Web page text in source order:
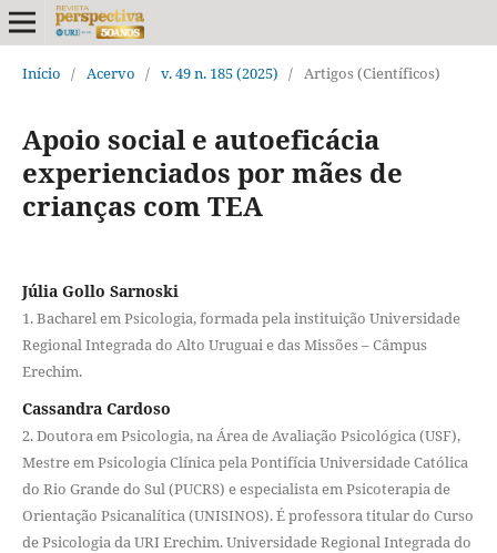
Início / Acervo / v. 49 n. 185 (2025) / Artigos (Científicos)
Apoio social e autoeficácia
experienciados por mães de
crianças com TEA
Júlia Gollo Sarnoski
1. Bacharel em Psicologia, formada pela instituição Universidade
Regional Integrada do Alto Uruguai e das Missões – Câmpus
Erechim.
Cassandra Cardoso
2. Doutora em Psicologia, na Área de Avaliação Psicológica (USF),
Mestre em Psicologia Clínica pela Pontifícia Universidade Católica
do Rio Grande do Sul (PUCRS) e especialista em Psicoterapia de
Orientação Psicanalítica (UNISINOS). É professora titular do Curso
de Psicologia da URI Erechim. Universidade Regional Integrada do